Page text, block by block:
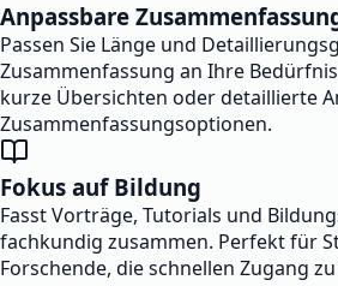
Anpassbare
Passen Sie Länge und
Zusammenfassung an Ihre
kurze Übersichten oder detaillierte
Zusammenfassungsoptionen.
Fokus auf Bildung
Fasst Vorträge, Tutorials und
fachkundig zusammen. Perfekt für
Forschende, die schnellen Zugang